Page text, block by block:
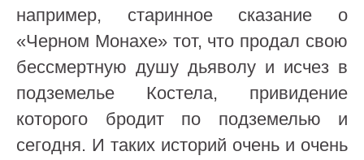
например, старинное сказание о
«Черном Монахе» тот, что продал свою
бессмертную душу дьяволу и исчез в
подземелье Костела, привидение
которого бродит по подземелью и
сегодня. И таких историй очень и очень